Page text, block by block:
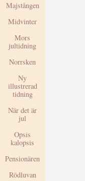
Majstången
Midvinter
Mors
jultidning
Norrsken
Ny
illustrerad
tidning
När det är
jul
Opsis
kalopsis
Pensionären
Rödluvan